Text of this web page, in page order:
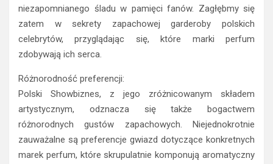
niezapomnianego śladu w pamięci fanów. Zagłębmy się
zatem w sekrety zapachowej garderoby polskich
celebrytów, przyglądając się, które marki perfum
zdobywają ich serca.
Różnorodność preferencji:
Polski Showbiznes, z jego zróżnicowanym składem
artystycznym, odznacza się także bogactwem
różnorodnych gustów zapachowych. Niejednokrotnie
zauważalne są preferencje gwiazd dotyczące konkretnych
marek perfum, które skrupulatnie komponują aromatyczny